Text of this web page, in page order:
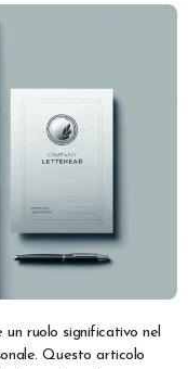
Questo articolo